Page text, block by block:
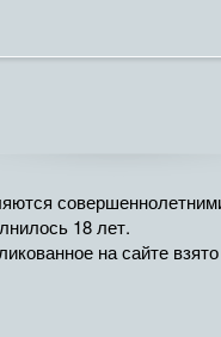
18 лет.
на сайте